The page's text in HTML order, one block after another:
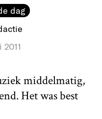
dag
middelmatig,
Het was best